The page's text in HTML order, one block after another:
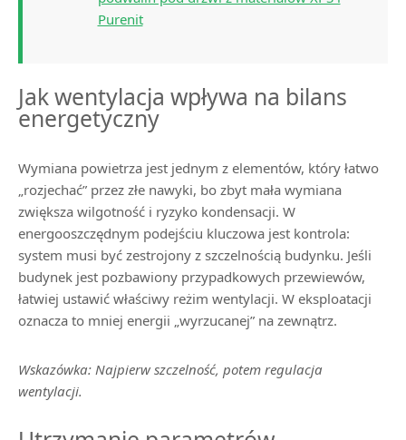
Purenit
Jak wentylacja wpływa na bilans
energetyczny
Wymiana powietrza jest jednym z elementów, który łatwo
„rozjechać” przez złe nawyki, bo zbyt mała wymiana
zwiększa wilgotność i ryzyko kondensacji. W
energooszczędnym podejściu kluczowa jest kontrola:
system musi być zestrojony z szczelnością budynku. Jeśli
budynek jest pozbawiony przypadkowych przewiewów,
łatwiej ustawić właściwy reżim wentylacji. W eksploatacji
oznacza to mniej energii „wyrzucanej” na zewnątrz.
Wskazówka: Najpierw szczelność, potem regulacja
wentylacji.